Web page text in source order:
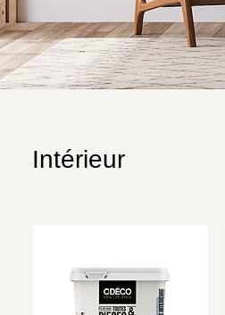
Intérieur